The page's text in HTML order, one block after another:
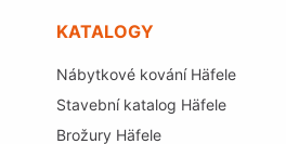
KATALOGY
Nábytkové kování Häfele
Stavební katalog Häfele
Brožury Häfele